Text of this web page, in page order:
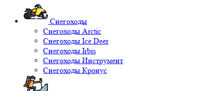
Снегоходы
Снегоходы Arctic
Снегоходы Ice Deer
Снегоходы Irbis
Снегоходы Инструмент
Снегоходы Кронус